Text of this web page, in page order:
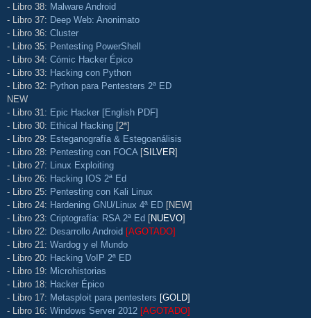
- Libro 38: Malware Android
- Libro 37: Deep Web: Anonimato
- Libro 36: Cluster
- Libro 35: Pentesting PowerShell
- Libro 34: Cómic Hacker Épico
- Libro 33: Hacking con Python
- Libro 32: Python para Pentesters 2ª ED
NEW
- Libro 31: Epic Hacker [English PDF]
- Libro 30: Ethical Hacking [2ª]
- Libro 29: Esteganografía & Estegoanálisis
- Libro 28: Pentesting con FOCA [SILVER]
- Libro 27: Linux Exploiting
- Libro 26: Hacking IOS 2ª Ed
- Libro 25: Pentesting con Kali Linux
- Libro 24: Hardening GNU/Linux 4ª ED [NEW]
- Libro 23: Criptografía: RSA 2ª Ed [NUEVO]
- Libro 22: Desarrollo Android [AGOTADO]
- Libro 21: Wardog y el Mundo
- Libro 20: Hacking VoIP 2ª ED
- Libro 19: Microhistorias
- Libro 18: Hacker Épico
- Libro 17: Metasploit para pentesters [GOLD]
- Libro 16: Windows Server 2012 [AGOTADO]